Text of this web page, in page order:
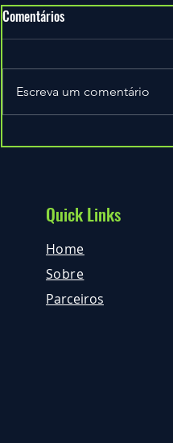
Comentários
Escreva um comentário
Quick Links
Home
Sobre
Parceiros